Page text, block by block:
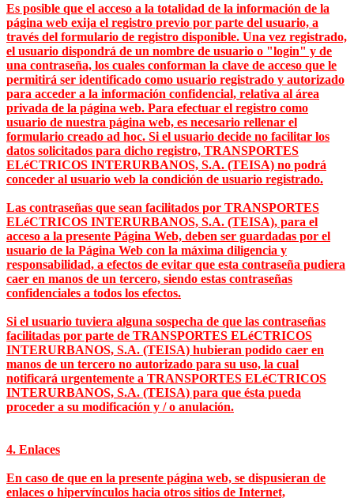
Es posible que el acceso a la totalidad de la información de la
página web exija el registro previo por parte del usuario, a
través del formulario de registro disponible. Una vez registrado,
el usuario dispondrá de un nombre de usuario o "login" y de
una contraseña, los cuales conforman la clave de acceso que le
permitirá ser identificado como usuario registrado y autorizado
para acceder a la información confidencial, relativa al área
privada de la página web. Para efectuar el registro como
usuario de nuestra página web, es necesario rellenar el
formulario creado ad hoc. Si el usuario decide no facilitar los
datos solicitados para dicho registro, TRANSPORTES
ELéCTRICOS INTERURBANOS, S.A. (TEISA) no podrá
conceder al usuario web la condición de usuario registrado.
Las contraseñas que sean facilitados por TRANSPORTES
ELéCTRICOS INTERURBANOS, S.A. (TEISA), para el
acceso a la presente Página Web, deben ser guardadas por el
usuario de la Página Web con la máxima diligencia y
responsabilidad, a efectos de evitar que esta contraseña pudiera
caer en manos de un tercero, siendo estas contraseñas
confidenciales a todos los efectos.
Si el usuario tuviera alguna sospecha de que las contraseñas
facilitadas por parte de TRANSPORTES ELéCTRICOS
INTERURBANOS, S.A. (TEISA) hubieran podido caer en
manos de un tercero no autorizado para su uso, la cual
notificará urgentemente a TRANSPORTES ELéCTRICOS
INTERURBANOS, S.A. (TEISA) para que ésta pueda
proceder a su modificación y / o anulación.
4. Enlaces
En caso de que en la presente página web, se dispusieran de
enlaces o hipervínculos hacia otros sitios de Internet,